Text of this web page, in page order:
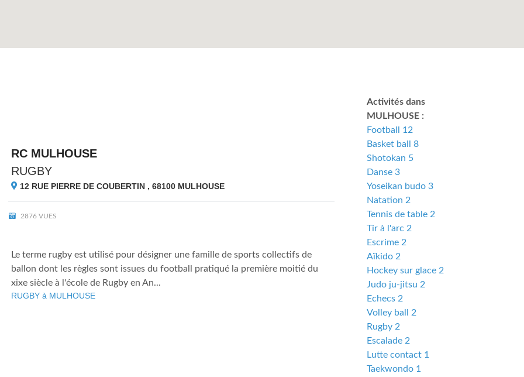
RC MULHOUSE
RUGBY
12 RUE PIERRE DE COUBERTIN , 68100 MULHOUSE
2876 VUES
Le terme rugby est utilisé pour désigner une famille de sports collectifs de
ballon dont les règles sont issues du football pratiqué la première moitié du
xixe siècle à l'école de Rugby en An...
RUGBY à MULHOUSE
Activités dans
MULHOUSE :
Football 12
Basket ball 8
Shotokan 5
Danse 3
Yoseikan budo 3
Natation 2
Tennis de table 2
Tir à l'arc 2
Escrime 2
Aïkido 2
Hockey sur glace 2
Judo ju-jitsu 2
Echecs 2
Volley ball 2
Rugby 2
Escalade 2
Lutte contact 1
Taekwondo 1